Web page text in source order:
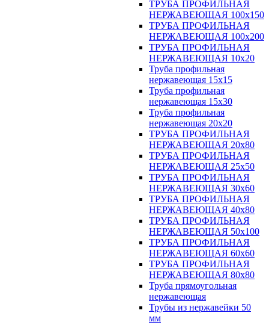
ТРУБА ПРОФИЛЬНАЯ
НЕРЖАВЕЮЩАЯ 100х150
ТРУБА ПРОФИЛЬНАЯ
НЕРЖАВЕЮЩАЯ 100х200
ТРУБА ПРОФИЛЬНАЯ
НЕРЖАВЕЮЩАЯ 10х20
Труба профильная
нержавеющая 15х15
Труба профильная
нержавеющая 15х30
Труба профильная
нержавеющая 20х20
ТРУБА ПРОФИЛЬНАЯ
НЕРЖАВЕЮЩАЯ 20х80
ТРУБА ПРОФИЛЬНАЯ
НЕРЖАВЕЮЩАЯ 25х50
ТРУБА ПРОФИЛЬНАЯ
НЕРЖАВЕЮЩАЯ 30х60
ТРУБА ПРОФИЛЬНАЯ
НЕРЖАВЕЮЩАЯ 40х80
ТРУБА ПРОФИЛЬНАЯ
НЕРЖАВЕЮЩАЯ 50х100
ТРУБА ПРОФИЛЬНАЯ
НЕРЖАВЕЮЩАЯ 60х60
ТРУБА ПРОФИЛЬНАЯ
НЕРЖАВЕЮЩАЯ 80х80
Труба прямоугольная
нержавеющая
Трубы из нержавейки 50
мм